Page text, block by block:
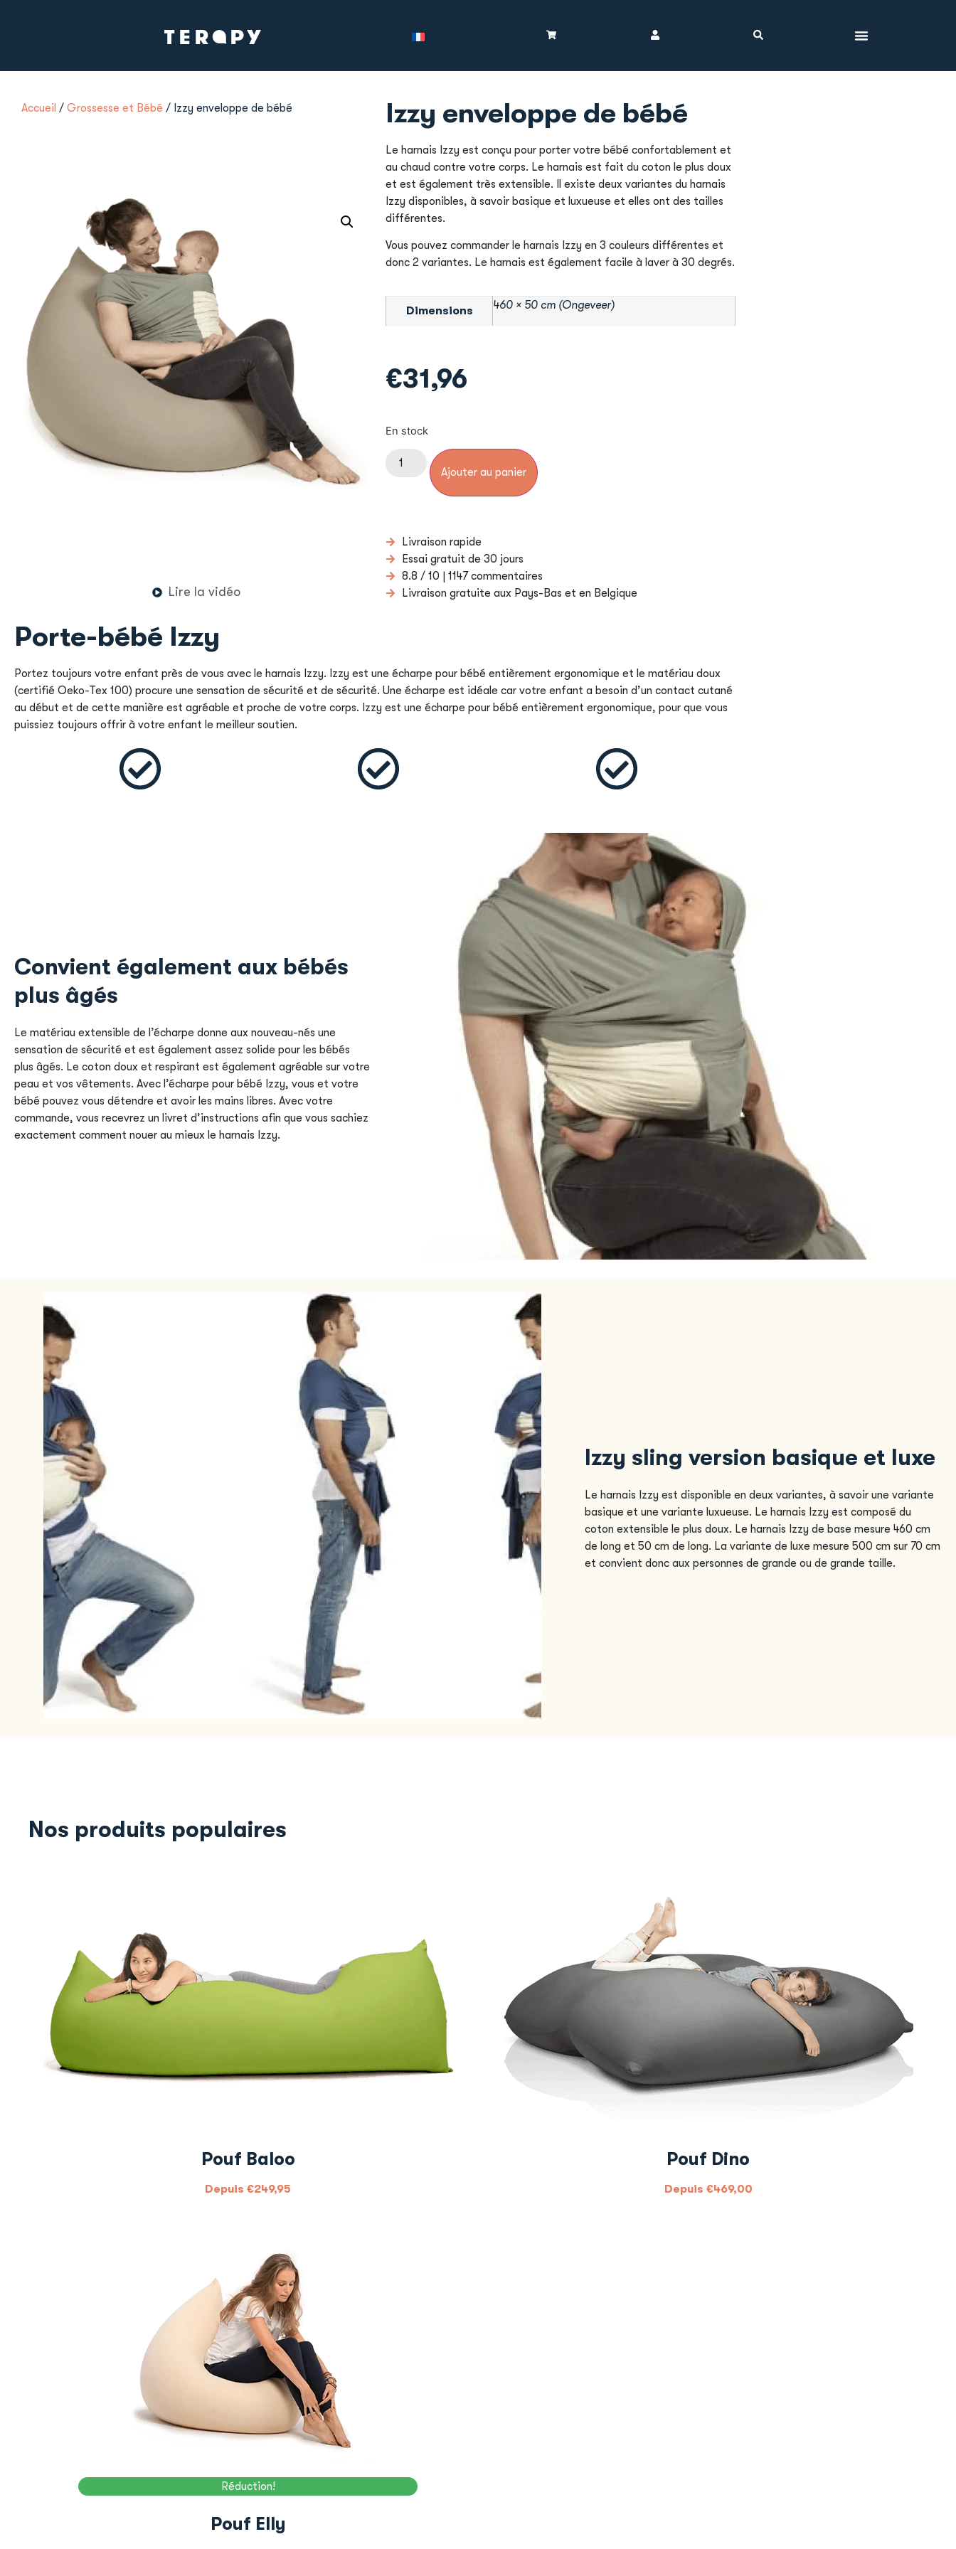
Accueil / Grossesse et Bébé / Izzy enveloppe de bébé
Lire la vidéo
Izzy enveloppe de bébé
Le harnais Izzy est conçu pour porter votre bébé confortablement et
au chaud contre votre corps. Le harnais est fait du coton le plus doux
et est également très extensible. Il existe deux variantes du harnais
Izzy disponibles, à savoir basique et luxueuse et elles ont des tailles
différentes.
Vous pouvez commander le harnais Izzy en 3 couleurs différentes et
donc 2 variantes. Le harnais est également facile à laver à 30 degrés.
Dimensions 460 × 50 cm (Ongeveer)
€31,96
En stock
Ajouter au panier
Livraison rapide
Essai gratuit de 30 jours
8.8 / 10 | 1147 commentaires
Livraison gratuite aux Pays-Bas et en Belgique
Porte-bébé Izzy
Portez toujours votre enfant près de vous avec le harnais Izzy. Izzy est une écharpe pour bébé entièrement ergonomique et le matériau doux
(certifié Oeko-Tex 100) procure une sensation de sécurité et de sécurité. Une écharpe est idéale car votre enfant a besoin d’un contact cutané
au début et de cette manière est agréable et proche de votre corps. Izzy est une écharpe pour bébé entièrement ergonomique, pour que vous
puissiez toujours offrir à votre enfant le meilleur soutien.
Convient également aux bébés
plus âgés
Le matériau extensible de l’écharpe donne aux nouveau-nés une
sensation de sécurité et est également assez solide pour les bébés
plus âgés. Le coton doux et respirant est également agréable sur votre
peau et vos vêtements. Avec l’écharpe pour bébé Izzy, vous et votre
bébé pouvez vous détendre et avoir les mains libres. Avec votre
commande, vous recevrez un livret d’instructions afin que vous sachiez
exactement comment nouer au mieux le harnais Izzy.
Izzy sling version basique et luxe
Le harnais Izzy est disponible en deux variantes, à savoir une variante
basique et une variante luxueuse. Le harnais Izzy est composé du
coton extensible le plus doux. Le harnais Izzy de base mesure 460 cm
de long et 50 cm de long. La variante de luxe mesure 500 cm sur 70 cm
et convient donc aux personnes de grande ou de grande taille.
Nos produits populaires
Pouf Baloo
Depuis €249,95
Pouf Dino
Depuis €469,00
Réduction!
Pouf Elly